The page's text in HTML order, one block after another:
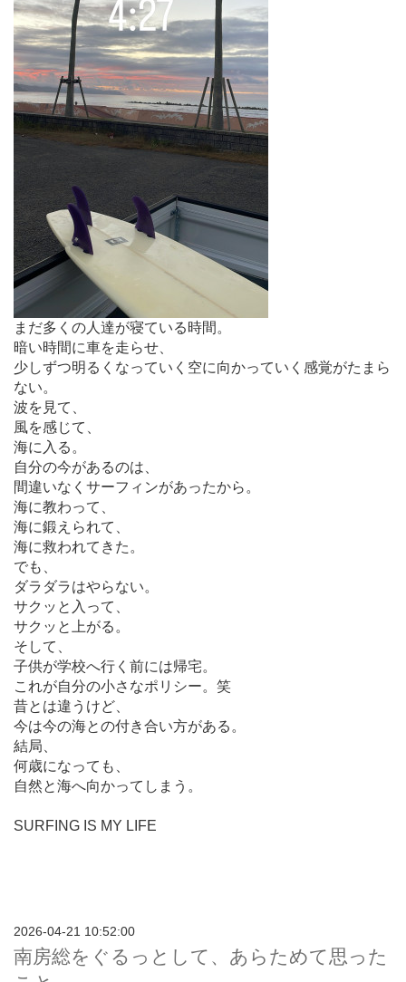
まだ多くの人達が寝ている時間。
暗い時間に車を走らせ、
少しずつ明るくなっていく空に向かっていく感覚がたまら
ない。
波を見て、
風を感じて、
海に入る。
自分の今があるのは、
間違いなくサーフィンがあったから。
海に教わって、
海に鍛えられて、
海に救われてきた。
でも、
ダラダラはやらない。
サクッと入って、
サクッと上がる。
そして、
子供が学校へ行く前には帰宅。
これが自分の小さなポリシー。笑
昔とは違うけど、
今は今の海との付き合い方がある。
結局、
何歳になっても、
自然と海へ向かってしまう。
SURFING IS MY LIFE
2026-04-21 10:52:00
南房総をぐるっとして、あらためて思った